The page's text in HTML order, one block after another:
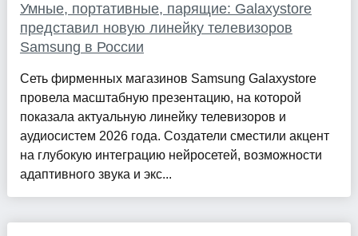
Умные, портативные, парящие: Galaxystore
представил новую линейку телевизоров
Samsung в России
Сеть фирменных магазинов Samsung Galaxystore
провела масштабную презентацию, на которой
показала актуальную линейку телевизоров и
аудиосистем 2026 года. Создатели сместили акцент
на глубокую интеграцию нейросетей, возможности
адаптивного звука и экс...